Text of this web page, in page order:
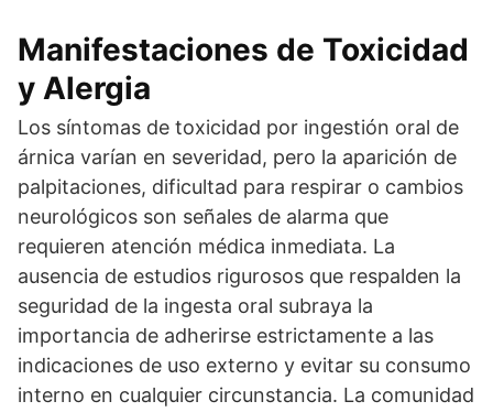
Manifestaciones de Toxicidad
y Alergia
Los síntomas de toxicidad por ingestión oral de
árnica varían en severidad, pero la aparición de
palpitaciones, dificultad para respirar o cambios
neurológicos son señales de alarma que
requieren atención médica inmediata. La
ausencia de estudios rigurosos que respalden la
seguridad de la ingesta oral subraya la
importancia de adherirse estrictamente a las
indicaciones de uso externo y evitar su consumo
interno en cualquier circunstancia. La comunidad